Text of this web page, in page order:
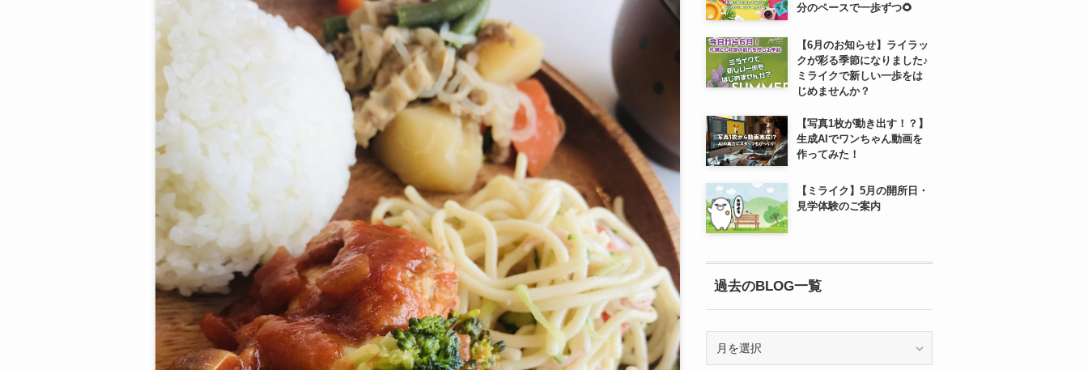
分のペースで一歩ずつ🌻
【6月のお知らせ】ライラッ
クが彩る季節になりました♪
ミライクで新しい一歩をは
じめませんか？
【写真1枚が動き出す！？】
生成AIでワンちゃん動画を
作ってみた！
【ミライク】5月の開所日・
見学体験のご案内
過去のBLOG一覧